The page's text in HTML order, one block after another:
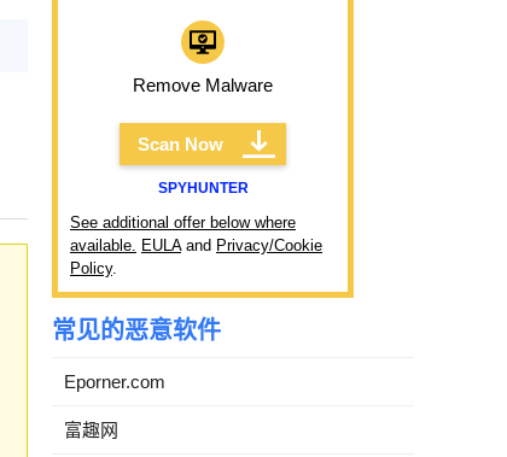
Remove Malware
Scan Now
SPYHUNTER
See additional offer below where
available. EULAand Privacy/Cookie
Policy.
常见的恶意软件
Eporner.com
富趣网